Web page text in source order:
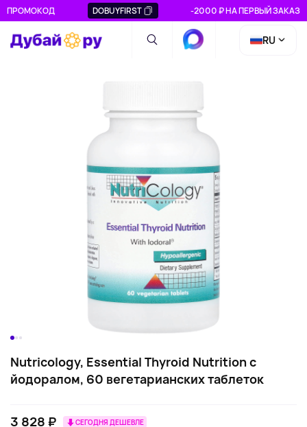
ПРОМОКОД DOBUYFIRST -2000 ₽ НА ПЕРВЫЙ ЗАКАЗ
RU
Nutricology, Essential Thyroid Nutrition с
йодоралом, 60 вегетарианских таблеток
3 828 ₽ СЕГОДНЯ ДЕШЕВЛЕ